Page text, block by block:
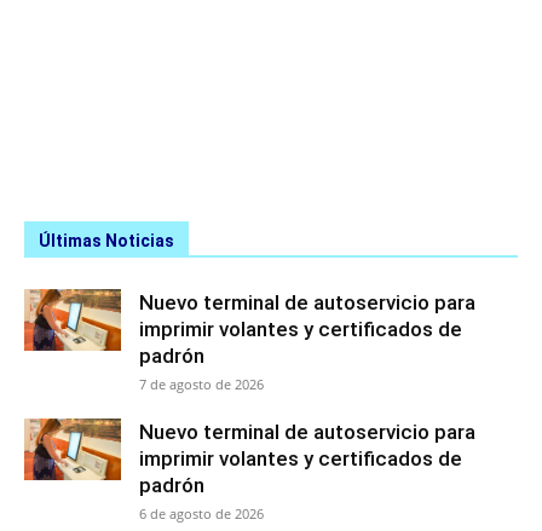
Últimas Noticias
Nuevo terminal de autoservicio para
imprimir volantes y certificados de
padrón
7 de agosto de 2026
Nuevo terminal de autoservicio para
imprimir volantes y certificados de
padrón
6 de agosto de 2026